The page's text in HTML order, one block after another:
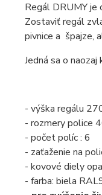
Regál DRUMY je
Zostaviť regál
pivnice a špajze,
Jedná sa o
- výška regálu
- rozmery police
- počet políc : 6
- zaťaženie na
- kovové diely
- farba: biela